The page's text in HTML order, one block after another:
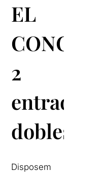
EL
CONCURS:
2
entrades
dobles
Disposem